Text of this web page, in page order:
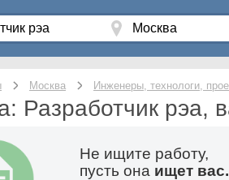
Москва Инженеры, технологи,
Разработчик рэа,
Не ищите работу,
пусть она ищет